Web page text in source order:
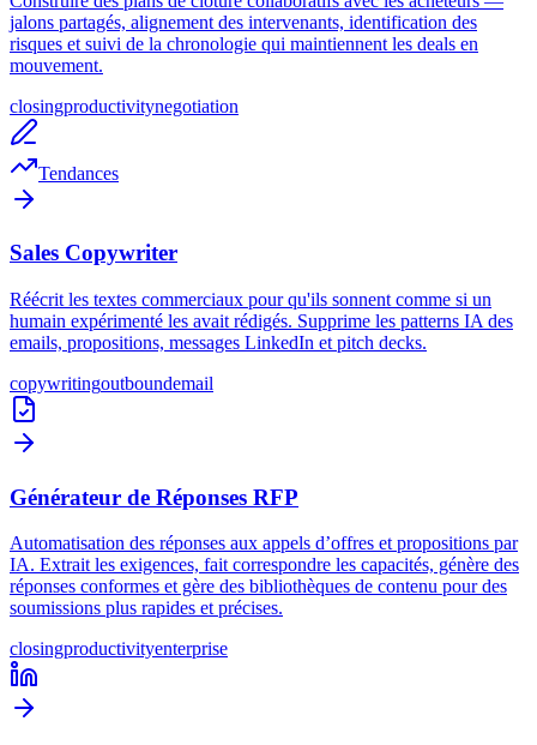
jalons partagés, alignement des intervenants, identification des
risques et suivi de la chronologie qui maintiennent les deals en
mouvement.
closingproductivitynegotiation
Tendances
Sales Copywriter
Réécrit les textes commerciaux pour qu'ils sonnent comme si un
humain expérimenté les avait rédigés. Supprime les patterns IA des
emails, propositions, messages LinkedIn et pitch decks.
copywritingoutboundemail
Générateur de Réponses RFP
Automatisation des réponses aux appels d’offres et propositions par
IA. Extrait les exigences, fait correspondre les capacités, génère des
réponses conformes et gère des bibliothèques de contenu pour des
soumissions plus rapides et précises.
closingproductivityenterprise